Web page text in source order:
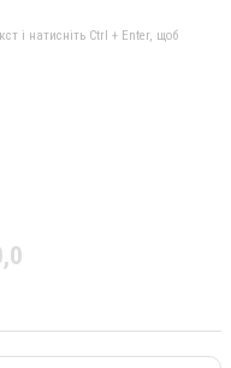
і натисніть Ctrl + Enter, щоб